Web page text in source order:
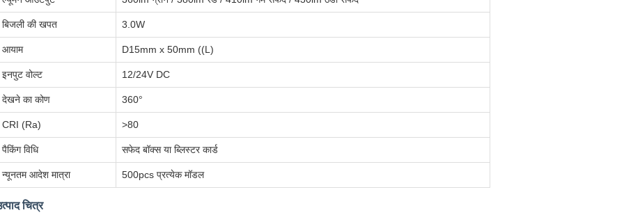
बिजली की खपत 3.0W
आयाम D15mm x 50mm ((L)
इनपुट वोल्ट 12/24V DC
देखने का कोण 360°
CRI (Ra) >80
पैकिंग विधि सफेद बॉक्स या ब्लिस्टर कार्ड
न्यूनतम आदेश मात्रा 500pcs प्रत्येक मॉडल
चित्र